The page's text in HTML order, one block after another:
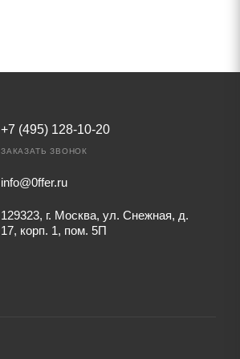
+7 (495) 128-10-20
ЗАКАЗАТЬ ЗВОНОК
info@0ffer.ru
129323, г. Москва, ул. Снежная, д.
17, корп. 1, пом. 5П